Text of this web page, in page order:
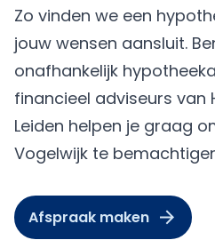
Zo vinden we een
jouw wensen aansluit.
onafhankelijk
financieel adviseurs van
Leiden helpen je graag
Vogelwijk te
Afspraak maken